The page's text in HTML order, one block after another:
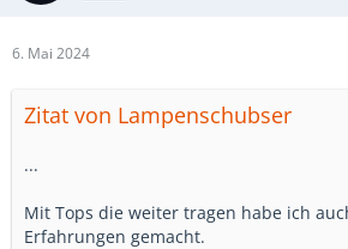
6. Mai 2024
Zitat von Lampenschubser
...
Mit Tops die weiter tragen habe ich
Erfahrungen gemacht.